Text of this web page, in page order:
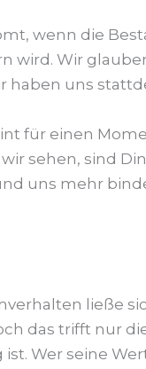
wenn die
wird. Wir
haben uns
für einen
sehen, sind
uns mehr
ließe
das trifft nur
Wer seine